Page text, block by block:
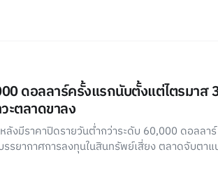
ดอลลาร์ครั้งแรกนับตั้งแต่ไตรมาส
ะตลาดขาลง
งมีราคาปิดรายวันต่ำกว่าระดับ 60,000 ดอลลา
รรยากาศการลงทุนในสินทรัพย์เสี่ยง ตลาดจับตา